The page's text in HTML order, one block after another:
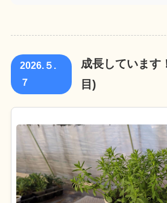
2026.５.
７
成長しています
目)